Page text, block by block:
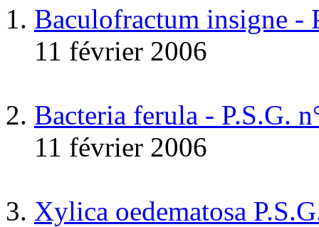
Baculofractum insigne -
11 février 2006
Bacteria ferula - P.S.G.
11 février 2006
Xylica oedematosa